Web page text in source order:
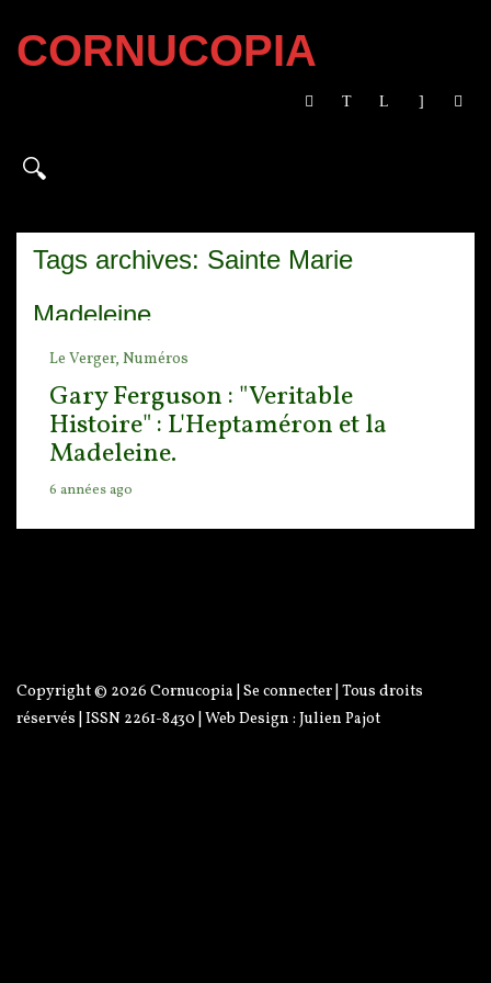
CORNUCOPIA
Tags archives: Sainte Marie
Madeleine
Le Verger, Numéros
Gary Ferguson : "Veritable
Histoire" : L'Heptaméron et la
Madeleine.
6 années ago
Copyright © 2026 Cornucopia Se connecter | Tous droits
réservés | ISSN 2261-8430 | Web Design : Julien Pajot